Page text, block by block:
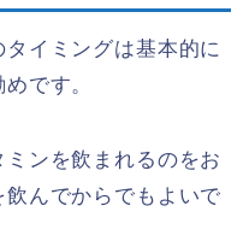
イミングは基本的に
です。
ンを飲まれるのをお
んでからでもよいで